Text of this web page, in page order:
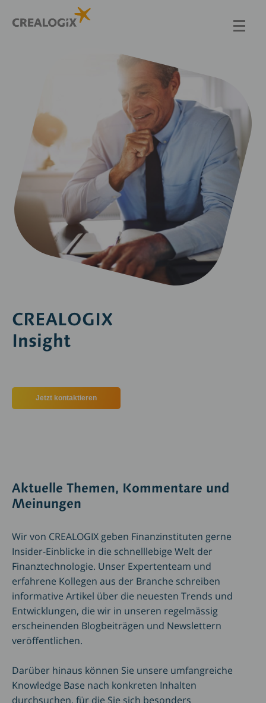
zum
CREALOGIX
Insight
Jetzt kontaktieren
Aktuelle Themen, Kommentare und
Meinungen
Wir von CREALOGIX geben Finanzinstituten gerne
Insider-Einblicke in die schnelllebige Welt der
Finanztechnologie. Unser Expertenteam und
erfahrene Kollegen aus der Branche schreiben
informative Artikel über die neuesten Trends und
Entwicklungen, die wir in unseren regelmässig
erscheinenden Blogbeiträgen und Newslettern
veröffentlichen.
Darüber hinaus können Sie unsere umfangreiche
Knowledge Base nach konkreten Inhalten
durchsuchen, für die Sie sich besonders